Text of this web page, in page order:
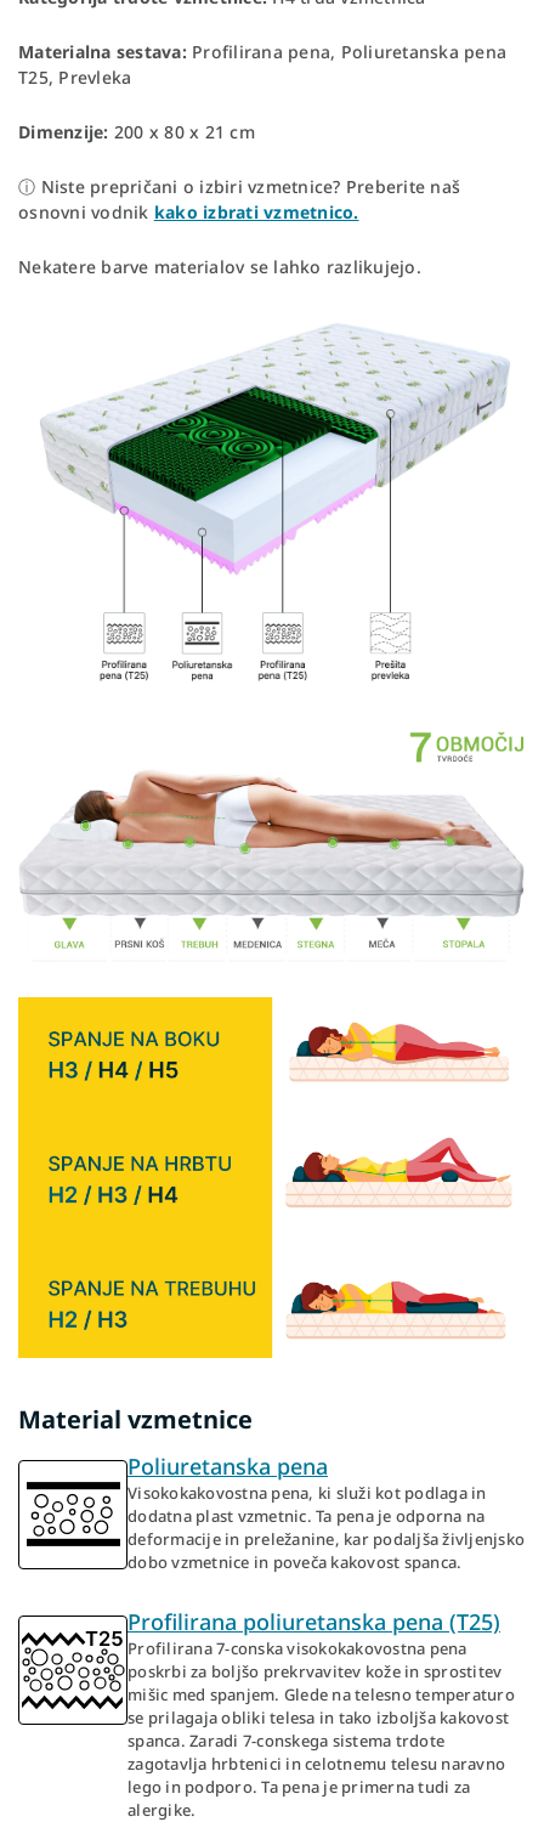
Materialna sestava: Profilirana pena, Poliuretanska pena
T25, Prevleka
Dimenzije: 200 x 80 x 21 cm
ⓘ Niste prepričani o izbiri vzmetnice? Preberite naš
osnovni vodnik kako izbrati vzmetnico.
Nekatere barve materialov se lahko razlikujejo.
Material vzmetnice
Poliuretanska pena
Visokokakovostna pena, ki služi kot podlaga in
dodatna plast vzmetnic. Ta pena je odporna na
deformacije in preležanine, kar podaljša življenjsko
dobo vzmetnice in poveča kakovost spanca.
Profilirana poliuretanska pena (T25)
Profilirana 7-conska visokokakovostna pena
poskrbi za boljšo prekrvavitev kože in sprostitev
mišic med spanjem. Glede na telesno temperaturo
se prilagaja obliki telesa in tako izboljša kakovost
spanca. Zaradi 7-conskega sistema trdote
zagotavlja hrbtenici in celotnemu telesu naravno
lego in podporo. Ta pena je primerna tudi za
alergike.